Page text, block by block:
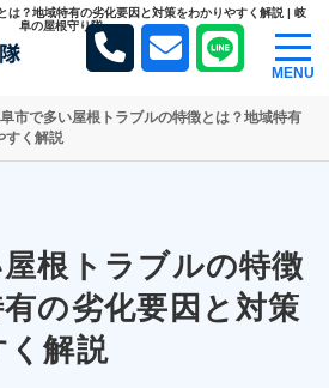
は？地域特有の劣化要因と対策をわかりやすく解説 | 岐
阜の屋根守り隊
MENU
市で多い屋根トラブルの特徴とは？地域特有
すく解説
根トラブルの特徴
の劣化要因と対策
く解説